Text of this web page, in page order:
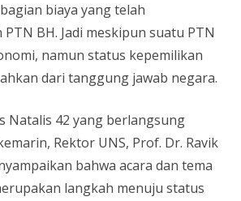
biaya yang telah
BH. Jadi meskipun suatu PTN
namun status kepemilikan
dari tanggung jawab negara.
Natalis 42 yang berlangsung
Rektor UNS, Prof. Dr. Ravik
bahwa acara dan tema
langkah menuju status